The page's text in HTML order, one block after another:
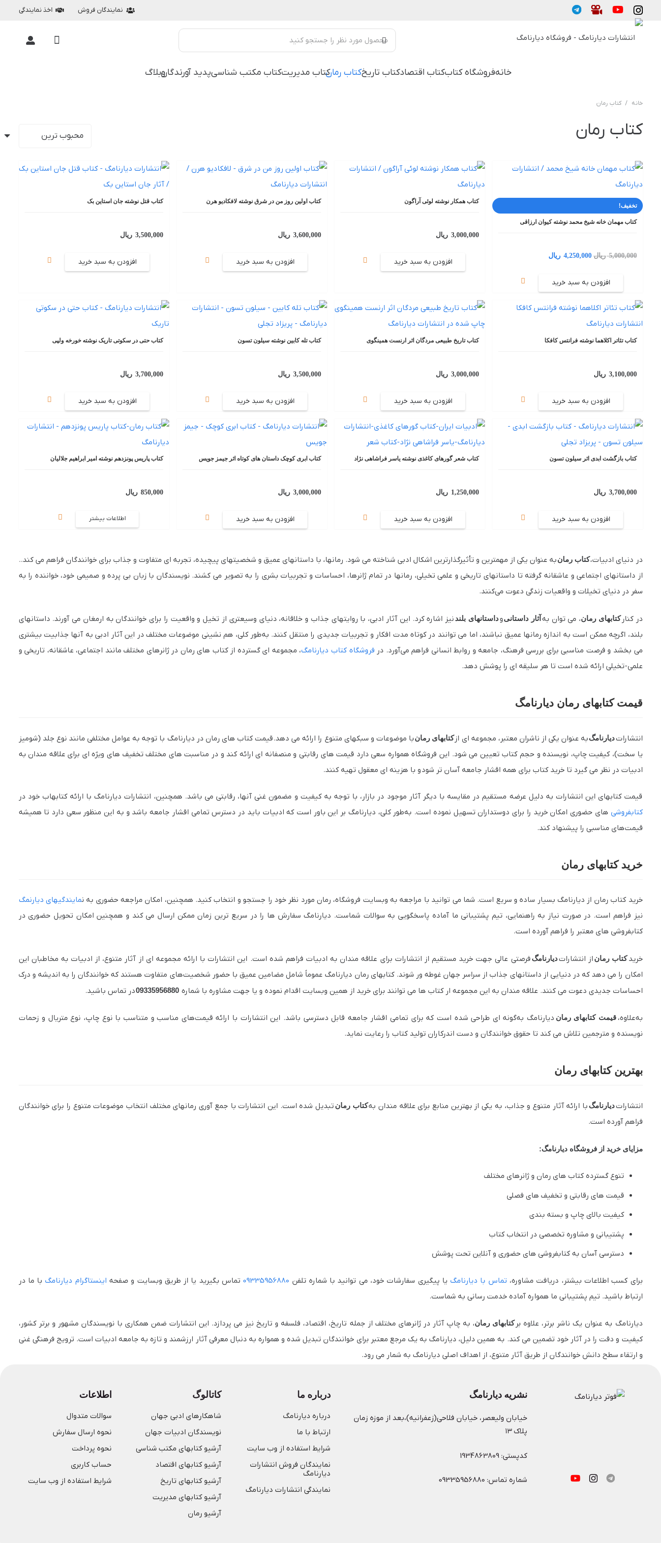
نمایندگان فروش اخذ نمایندگی
خانهفروشگاه کتابکتاب اقتصادکتاب تاریخکتاب رمانکتاب مدیریتکتاب مکتب شناسیپدید آورندگانوبلاگ
خانه / کتاب رمان
کتاب رمان
تخفیف!
کتاب مهمان خانه شیخ محمد نوشته کیوان ارزاقی
5,000,000 ریال قیمت
5,000,000 ریال
4,250,000 ریال
4,250,000 ریال.
افزودن به سبد خرید
کتاب همکار نوشته لوئی آراگون
3,000,000 ریال
افزودن به سبد خرید
کتاب اولین روز من در شرق نوشته لافکادیو هرن
3,600,000 ریال
افزودن به سبد خرید
کتاب قتل نوشته جان استاین بک
3,500,000 ریال
افزودن به سبد خرید
کتاب تئاتر اکلاهما نوشته فرانتس کافکا
3,100,000 ریال
افزودن به سبد خرید
کتاب تاریخ طبیعی مردگان اثر ارنست همینگوی
3,000,000 ریال
افزودن به سبد خرید
کتاب تله کابین نوشته سیلون تسون
3,500,000 ریال
افزودن به سبد خرید
کتاب حتی در سکوتی تاریک نوشته خورخه ولپی
3,700,000 ریال
افزودن به سبد خرید
کتاب بازگشت ابدی اثر سیلون تسون
3,700,000 ریال
افزودن به سبد خرید
کتاب شعر گورهای کاغذی نوشته یاسر فراشاهی نژاد
1,250,000 ریال
افزودن به سبد خرید
کتاب ابری کوچک داستان های کوتاه اثر جیمز جویس
3,000,000 ریال
افزودن به سبد خرید
کتاب پاریس پونزدهم نوشته امیر ابراهیم جلالیان
850,000 ریال
اطلاعات بیشتر
در دنیای ادبیات،کتاب رمانبه عنوان یکی از مهمترین و تأثیرگذارترین اشکال ادبی شناخته می‌ شود. رمانها، با داستانهای عمیق و شخصیتهای پیچیده، تجربه ای متفاوت و جذاب برای خوانندگان فراهم می کند..
از داستانهای اجتماعی و عاشقانه گرفته تا داستانهای تاریخی و علمی تخیلی، رمانها در تمام ژانرها، احساسات و تجربیات بشری را به تصویر می‌ کشند. نویسندگان با زبان بی‌ پرده و صمیمی خود، خواننده را به
سفر در دنیای تخیلات و واقعیات زندگی دعوت می‌کنند.
در کنار کتابهای رمان، می‌ توان به آثار داستانیوداستانهای بلند نیز اشاره کرد. این آثار ادبی، با روایتهای جذاب و خلاقانه، دنیای وسیعتری از تخیل و واقعیت را برای خوانندگان به ارمغان می‌ آورند. داستانهای
بلند، اگرچه ممکن است به اندازه رمانها عمیق نباشند، اما می‌ توانند در کوتاه‌ مدت افکار و تجربیات جدیدی را منتقل کنند. به‌طور کلی، هم‌ نشینی موضوعات مختلف در این آثار ادبی به آنها جذابیت بیشتری
می‌ بخشد و فرصت مناسبی برای بررسی فرهنگ، جامعه و روابط انسانی فراهم می‌آورد. در فروشگاه کتاب دیارنامگ، مجموعه ای گسترده از کتاب های رمان در ژانرهای مختلف مانند اجتماعی، عاشقانه، تاریخی و
علمی-تخیلی ارائه شده است تا هر سلیقه ای را پوشش دهد.
قیمت کتابهای رمان دیارنامگ
انتشاراتدیارنامگبه عنوان یکی از ناشران معتبر، مجموعه‌ ای از کتابهای رمانبا موضوعات و سبکهای متنوع را ارائه می‌ دهد. قیمت کتاب های رمان در دیارنامگ با توجه به عوامل مختلفی مانند نوع جلد (شومیز
یا سخت)، کیفیت چاپ، نویسنده و حجم کتاب تعیین می شود. این فروشگاه همواره سعی دارد قیمت های رقابتی و منصفانه ای ارائه کند و در مناسبت های مختلف تخفیف های ویژه ای برای علاقه مندان به
ادبیات در نظر می گیرد تا خرید کتاب برای همه اقشار جامعه آسان تر شود و با هزینه‌ ای معقول تهیه کنند.
قیمت کتابهای این انتشارات به دلیل عرضه مستقیم در مقایسه با دیگر آثار موجود در بازار، با توجه به کیفیت و مضمون غنی آنها، رقابتی می باشد. همچنین، انتشارات دیارنامگ با ارائه کتابهاب خود در
کتابفروشی های حضوری امکان خرید را برای دوستداران تسهیل نموده است. به‌طور کلی، دیارنامگ بر این باور است که ادبیات باید در دسترس تمامی اقشار جامعه باشد و به این منظور سعی دارد تا همیشه
قیمت‌های مناسبی را پیشنهاد کند.
خرید کتابهای رمان
خرید کتاب رمان از دیارنامگ بسیار ساده و سریع است. شما می توانید با مراجعه به وبسایت فروشگاه، رمان مورد نظر خود را جستجو و انتخاب کنید. همچنین، امکان مراجعه حضوری به نمایندگیهای دیارنمگ
نیز فراهم است. در صورت نیاز به راهنمایی، تیم پشتیبانی ما آماده پاسخگویی به سوالات شماست. دیارنامگ سفارش ها را در سریع ترین زمان ممکن ارسال می کند و همچنین امکان تحویل حضوری در
کتابفروشی های معتبر را فراهم آورده است.
خرید کتاب رمان از انتشاراتدیارنامگ فرصتی عالی جهت خرید مستقیم از انتشارات برای علاقه‌ مندان به ادبیات فراهم شده است. این انتشارات با ارائه مجموعه‌ ای از آثار متنوع، از ادبیات به مخاطبان این
امکان را می‌ دهد که در دنیایی از داستانهای جذاب از سراسر جهان غوطه‌ ور شوند. کتابهای رمان دیارنامگ عموماً شامل مضامین عمیق با حضور شخصیت‌های متفاوت هستند که خوانندگان را به اندیشه و درک
احساسات جدیدی دعوت می‌ کنند. علاقه مندان به این مجموعه ار کتاب ها می توانند برای خرید از همین وبسایت اقدام نموده و یا جهت مشاوره با شماره 09335956880در تماس باشید.
به‌علاوه، قیمت کتابهای رمان دیارنامگ به‌گونه‌ ای طراحی شده است که برای تمامی اقشار جامعه قابل دسترسی باشد. این انتشارات با ارائه قیمت‌های مناسب و متناسب با نوع چاپ، نوع متریال و زحمات
نویسنده و مترجمین تلاش می‌ کند تا حقوق خوانندگان و دست اندرکاران تولید کتاب را رعایت نماید.
بهترین کتابهای رمان
انتشاراتدیارنامگ با ارائه آثار متنوع و جذاب، به یکی از بهترین منابع برای علاقه‌ مندان بهکتاب رمان تبدیل شده است. این انتشارات با جمع‌ آوری رمانهای مختلف انتخاب موضوعات متنوع را برای خوانندگان
فراهم آورده است.
مزایای خرید از فروشگاه دیارنامگ:
تنوع گسترده کتاب های رمان و ژانرهای مختلف
قیمت های رقابتی و تخفیف های فصلی
کیفیت بالای چاپ و بسته بندی
پشتیبانی و مشاوره تخصصی در انتخاب کتاب
دسترسی آسان به کتابفروشی های حضوری و آنلاین تحت پوشش
برای کسب اطلاعات بیشتر، دریافت مشاوره، تماس با دیارنامگ یا پیگیری سفارشات خود، می توانید با شماره تلفن 09335956880تماس بگیرید یا از طریق وبسایت و صفحه اینستاگرام دیارنامگ با ما در
ارتباط باشید. تیم پشتیبانی ما همواره آماده خدمت رسانی به شماست.
دیارنامگ به عنوان یک ناشر برتر، علاوه بر کتابهای رمان، به چاپ آثار در ژانرهای مختلف از جمله تاریخ، اقتصاد، فلسفه و تاریخ نیز می‌ پردازد. این انتشارات ضمن همکاری با نویسندگان مشهور و برتر کشور،
کیفیت و دقت را در آثار خود تضمین می‌ کند. به همین دلیل، دیارنامگ به یک مرجع معتبر برای خوانندگان تبدیل شده و همواره به دنبال معرفی آثار ارزشمند و تازه به جامعه ادبیات است. ترویج فرهنگی غنی
و ارتقاء سطح دانش خوانندگان از طریق آثار متنوع، از اهداف اصلی دیارنامگ به شمار می‌ رود.
نشریه دیارنامگ
خیابان ولیعصر، خیابان فلاحی(زعفرانیه)،بعد از موزه زمان
پلاک ۱۳
کدپستی: 1934863809
شماره تماس: 09335956880
درباره ما
درباره دیارنامگ
ارتباط با ما
شرایط استفاده از وب سایت
نمایندگان فروش انتشارات
دیارنامگ
نمایندگی انتشارات دیارنامگ
کاتالوگ
شاهکارهای ادبی جهان
نویسندگان ادبیات جهان
آرشیو کتابهای مکتب شناسی
آرشیو کتابهای اقتصاد
آرشیو کتابهای تاریخ
آرشیو کتابهای مدیریت
آرشیو رمان
اطلاعات
سوالات متدوال
نحوه ارسال سفارش
نحوه پرداخت
حساب کاربری
شرایط استفاده از وب سایت